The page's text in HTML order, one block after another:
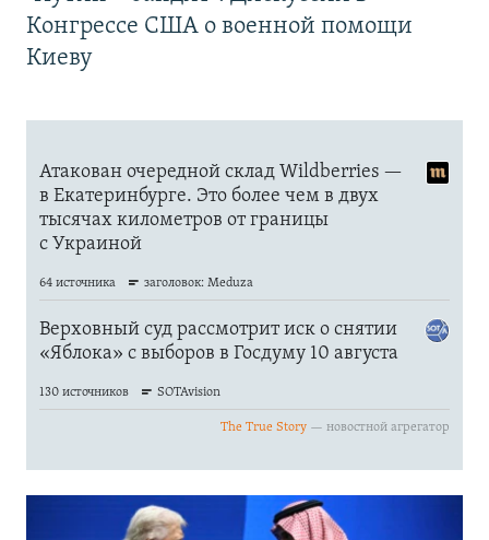
Конгрессе США о военной помощи
Киеву